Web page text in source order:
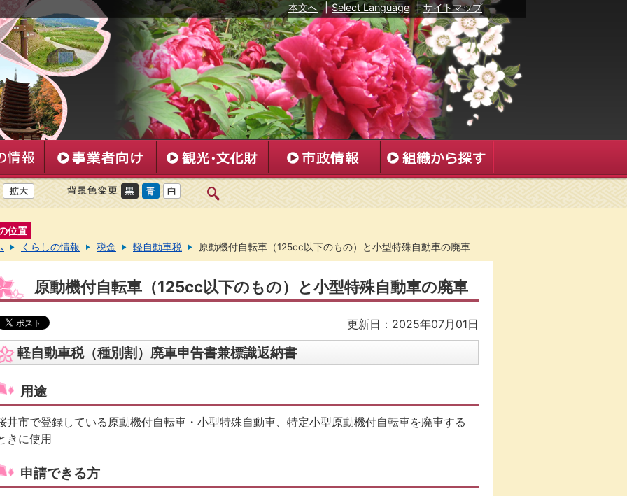
本文へ | Select Language | サイトマップ
位置
くらしの情報 税金 軽自動車税 原動機付自転車（125cc以下のもの）と小型特殊自動車の廃車
原動機付自転車（125cc以下のもの）と小型特殊自動車の廃車
更新日：2025年07月01日
軽自動車税（種別割）廃車申告書兼標識返納書
用途
井市で登録している原動機付自転車・小型特殊自動車、特定小型原動機付自転車を廃車する
きに使用
申請できる方